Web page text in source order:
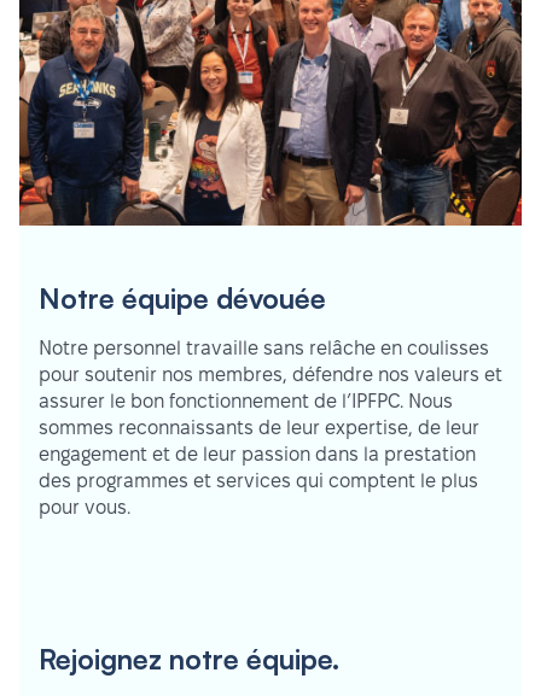
Notre équipe dévouée
Notre personnel travaille sans relâche en coulisses
pour soutenir nos membres, défendre nos valeurs et
assurer le bon fonctionnement de l’IPFPC. Nous
sommes reconnaissants de leur expertise, de leur
engagement et de leur passion dans la prestation
des programmes et services qui comptent le plus
pour vous.
Rejoignez notre équipe.